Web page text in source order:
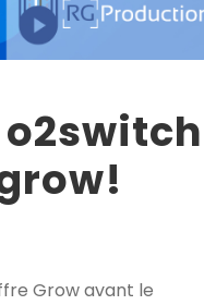
Grow avant le